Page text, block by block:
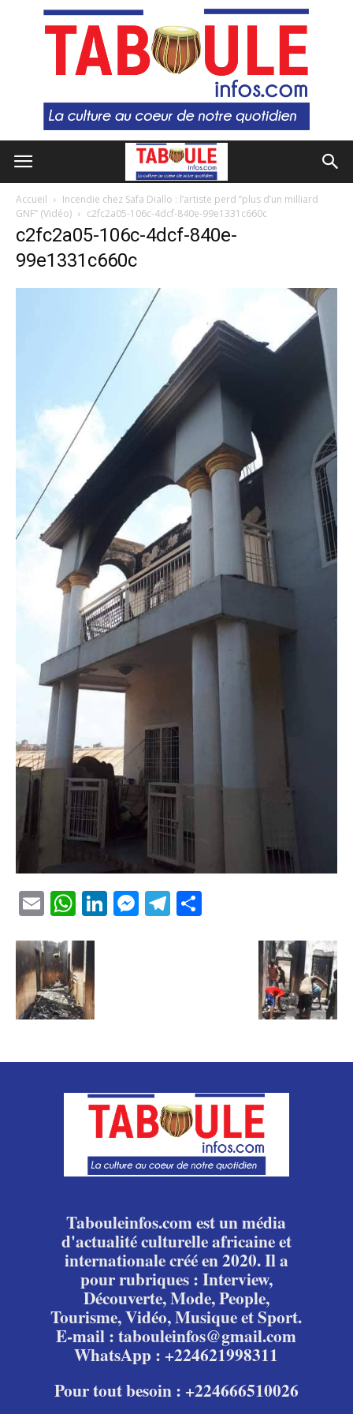
Accueil
Incendie chez Safa Diallo : l’artiste perd ‘’plus d’un milliard
GNF’’ (Vidéo)
c2fc2a05-106c-4dcf-840e-99e1331c660c
c2fc2a05-106c-4dcf-840e-
99e1331c660c
EmailWhatsApp
LinkedIn
Messenger
Telegram
Tabouleinfos.com est un média
d'actualité culturelle africaine et
internationale créé en 2020. Il a
pour rubriques : Interview,
Découverte, Mode, People,
Tourisme, Vidéo, Musique et Sport.
E-mail : tabouleinfos@gmail.com
WhatsApp : +224621998311
Pour tout besoin : +224666510026